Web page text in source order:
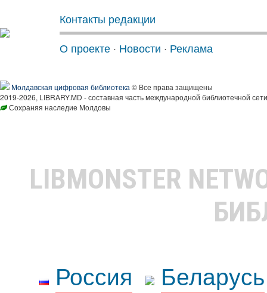
Контакты редакции
О проекте · Новости · Реклама
Молдавская цифровая библиотека © Все права защищены
2019-2026, LIBRARY.MD - составная часть международной библиотечной
Сохраняя наследие Молдовы
LIBMONSTER
Россия
Беларусь